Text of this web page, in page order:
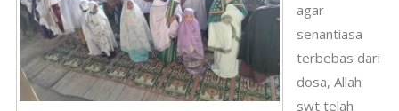
agar
senantiasa
terbebas dari
dosa, Allah
swt telah